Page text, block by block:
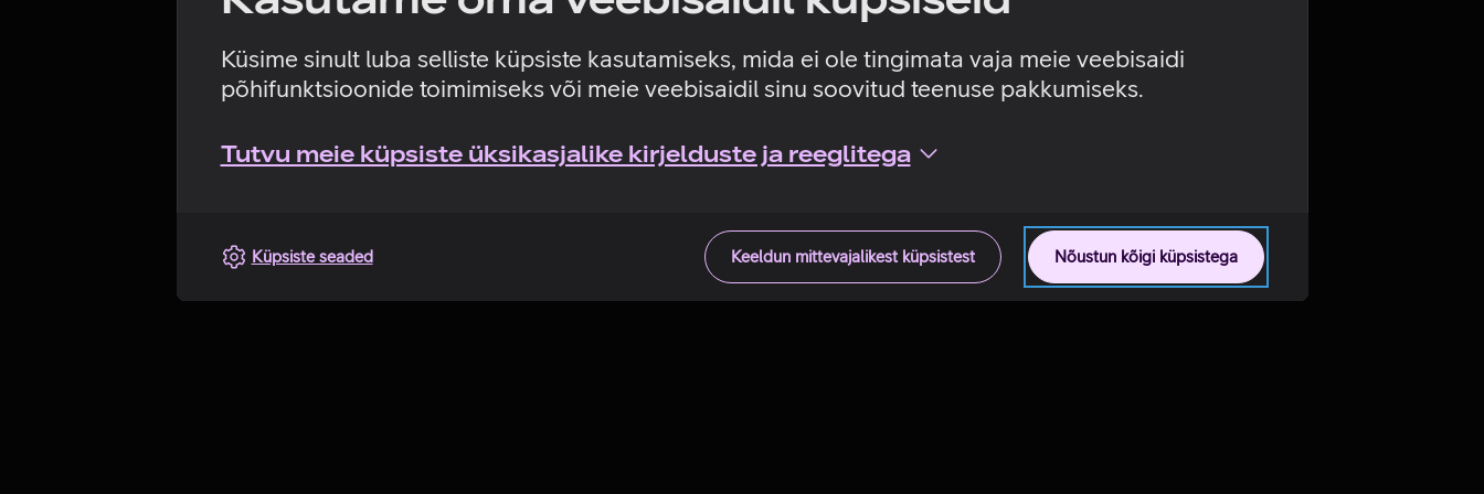
Küsime sinult luba selliste küpsiste kasutamiseks, mida ei ole tingimata vaja meie veebisaidi
põhifunktsioonide toimimiseks või meie veebisaidil sinu soovitud teenuse pakkumiseks.
Tutvu meie küpsiste üksikasjalike kirjelduste ja reeglitega
Nõustun kõigi küpsistega
Keeldun mittevajalikest küpsistest
Küpsiste seaded